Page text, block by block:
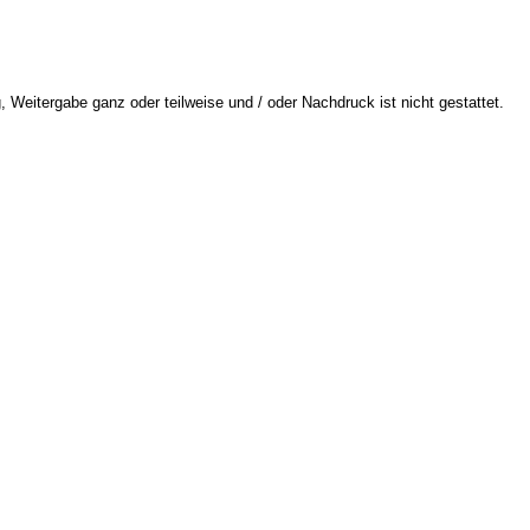
ganz oder teilweise und / oder Nachdruck ist nicht gestattet.